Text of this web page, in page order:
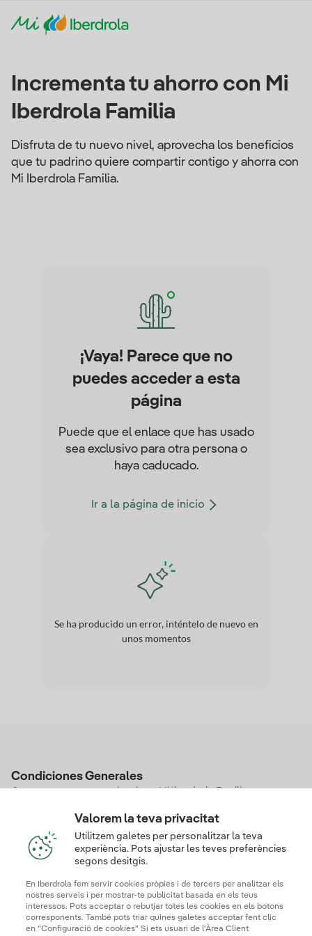
Incrementa tu ahorro con Mi
Iberdrola Familia
Disfruta de tu nuevo nivel, aprovecha los beneficios
que tu padrino quiere compartir contigo y ahorra con
Mi Iberdrola Familia.
¡Vaya! Parece que no
puedes acceder a esta
página
Puede que el enlace que has usado
sea exclusivo para otra persona o
haya caducado.
Ir a la página de inicio
Se ha producido un error, inténtelo de nuevo en
unos momentos
Condiciones Generales
Queremos que tu experiencia en Mi Iberdrola Familias sea
estas condiciones generales explicándote punto por punto el
funcionamiento del programa. Te invitamos a leerlas con calma
para conocer tus derechos como usuario y saber exactamente
qué estás aceptando al unirte a nosotros.
Condiciones del programa
Valorem la teva privacitat
Utilitzem galetes per personalitzar la teva
experiència. Pots ajustar les teves preferències
segons desitgis.
En Iberdrola fem servir cookies pròpies i de tercers per analitzar els
nostres serveis i per mostrar-te publicitat basada en els teus
interessos. Pots acceptar o rebutjar totes les cookies en els botons
corresponents. També pots triar quines galetes acceptar fent clic
en "Configuració de cookies" Si ets usuari de l'Àrea Client